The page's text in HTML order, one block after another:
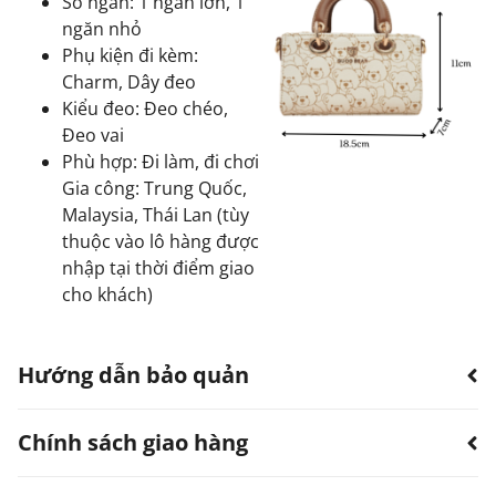
ngăn nhỏ
Phụ kiện đi kèm:
Charm, Dây đeo
Kiểu đeo: Đeo chéo,
Đeo vai
Phù hợp: Đi làm, đi chơi
Gia công: Trung Quốc,
Malaysia, Thái Lan (tùy
thuộc vào lô hàng được
nhập tại thời điểm giao
cho khách)
Hướng dẫn bảo quản
Hạn chế sản phẩm bị thấm nước.
Chính sách giao hàng